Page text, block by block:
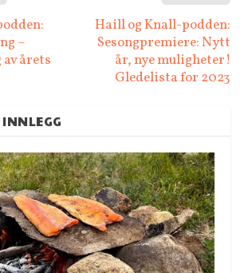
–
årets
Haill og Knall-podden:
Sesongpremiere: Nytt
år, nye muligheter!
Gledelista for 2023